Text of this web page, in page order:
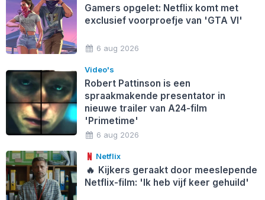
Gamers opgelet: Netflix komt met
exclusief voorproefje van 'GTA VI'
6 aug 2026
Video's
Robert Pattinson is een
spraakmakende presentator in
nieuwe trailer van A24-film
'Primetime'
6 aug 2026
Netflix
🔥 Kijkers geraakt door meeslepende
Netflix-film: 'Ik heb vijf keer gehuild'